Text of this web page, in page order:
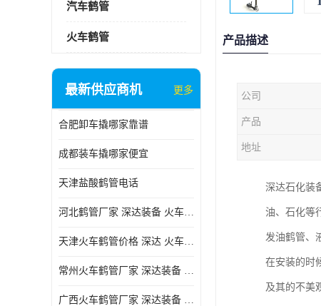
汽车鹤管
火车鹤管
最新供应商机 更多
合肥卸车撬哪家靠谱
成都装车撬哪家便宜
天津盐酸鹤管电话
河北鹤管厂家 深达装备 火车液动潜油泵装卸鹤管
天津火车鹤管价格 深达 火车鹤管系列
常州火车鹤管厂家 深达装备 火车鹤管系列
广西火车鹤管厂家 深达装备 火车鹤管系列
产品描述
公司
产品
地址
深达石化装
油、石化等
发油鹤管、
在安装的时
及其的不美